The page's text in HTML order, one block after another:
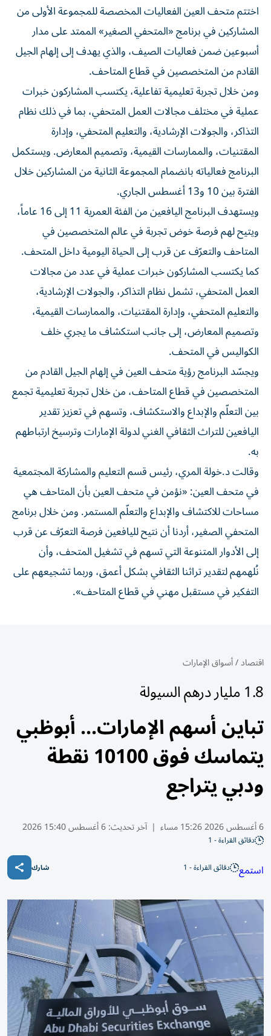
اختتم متحف العين الفعاليات المخصصة للمجموعة الأولى من
المشاركين في برنامج «المتحفي الصغير» الممتد على مدار
أسبوعين ضمن فعاليات الصيف، والذي يهدف إلى إلهام الجيل
القادم من المتخصصين في قطاع المتاحف.
ومن خلال تجربة تعليمية تفاعلية، يكتسب المشاركون خبرات
عملية في مختلف مجالات العمل المتحفي، بما في ذلك نظام
التذاكر، والجولات الإرشادية، والتعليم المتحفي، وإدارة
المقتنيات، والممارسات القيمية، وتصميم المعارض. ويستكمل
البرنامج فعالياته بانضمام المجموعة الثانية من المشاركين خلال
الفترة بين 10 و13 أغسطس الجاري.
ويستهدف البرنامج اليافعين من الفئة العمرية 11 إلى 16 عاماً،
ويتيح لهم فرصة خوض تجربة في عالم المتخصصين في
المتاحف والتعرّف عن قرب إلى الحياة اليومية داخل المتحف.
كما يكتسب المشاركون خبرات عملية في عدد من مجالات
العمل المتحفي، تشمل نظام التذاكر، والجولات الإرشادية،
والتعليم المتحفي، وإدارة المقتنيات، والممارسات القيمية،
وتصميم المعارض، إلى جانب استكشاف ما يجري خلف
الكواليس في المتحف.
ويجسّد البرنامج رؤية متحف العين في إلهام الجيل القادم من
المتخصصين في قطاع المتاحف، من خلال تجربة تعليمية تجمع
بين التعلّم والإبداع والاستكشاف، وتسهم في تعزيز تقدير
اليافعين للتراث الثقافي الغني لدولة الإمارات وترسيخ ارتباطهم
به.
وقالت د.خولة المري، رئيس قسم التعليم والمشاركة المجتمعية
في متحف العين: «نؤمن في متحف العين بأن المتاحف هي
مساحات للاكتشاف والإبداع والتعلّم المستمر. ومن خلال برنامج
المتحفي الصغير، أردنا أن نتيح لليافعين فرصة التعرّف عن قرب
إلى الأدوار المتنوعة التي تسهم في تشغيل المتحف، وأن
نُلهمهم لتقدير تراثنا الثقافي بشكل أعمق، وربما تشجيعهم على
التفكير في مستقبل مهني في قطاع المتاحف».
اقتصاد/أسواق الإمارات
1.8 مليار درهم السيولة
تباين أسهم الإمارات... أبوظبي
يتماسك فوق 10100 نقطة
ودبي يتراجع
6 أغسطس 2026 15:26 مساء | آخر تحديث:6 أغسطس 15:40 2026
دقائق القراءة - 1
استمع دقائق القراءة - 1 شارك